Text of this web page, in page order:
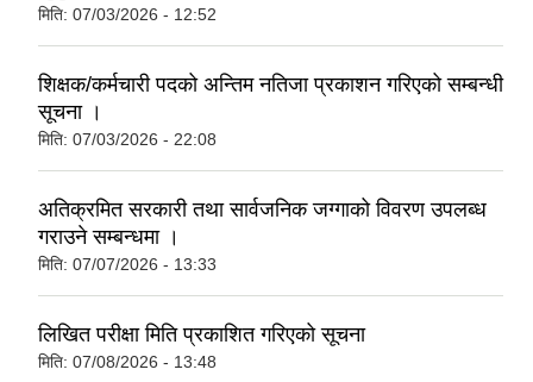
मिति: 07/03/2026 - 12:52
शिक्षक/कर्मचारी पदको अन्तिम नतिजा प्रकाशन गरिएको सम्बन्धी
सूचना ।
मिति: 07/03/2026 - 22:08
अतिक्रमित सरकारी तथा सार्वजनिक जग्गाको विवरण उपलब्ध
गराउने सम्बन्धमा ।
मिति: 07/07/2026 - 13:33
लिखित परीक्षा मिति प्रकाशित गरिएको सूचना
मिति: 07/08/2026 - 13:48